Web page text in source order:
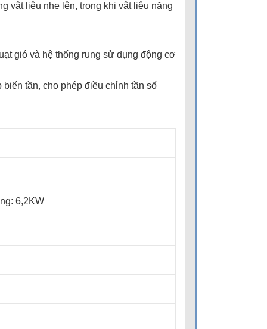
vật liệu nhẹ lên, trong khi vật liệu nặng
gió và hệ thống rung sử dụng động cơ
tần, cho phép điều chỉnh tần số
6,2KW